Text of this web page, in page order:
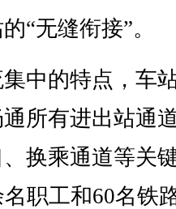
“无缝衔接”。
的特点，车
所有进出站通
换乘通道等关
职工和60名铁